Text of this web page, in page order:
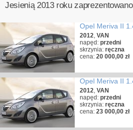
Jesienią 2013 roku
Opel Meriva II
2012, VAN
napęd: przedni
skrzynia: ręczna
cena: 20 000,00 zł
Opel Meriva II
2012, VAN
napęd: przedni
skrzynia: ręczna
cena: 23 000,00 zł